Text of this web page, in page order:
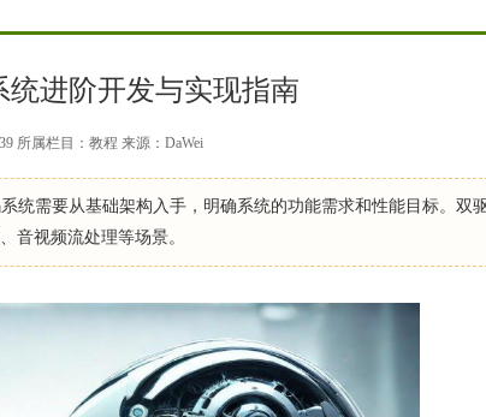
进阶开发与实现指南
所属栏目：教程 来源：DaWei
需要从基础架构入手，明确系统的功能需求和性能目标。双
、音视频流处理等场景。